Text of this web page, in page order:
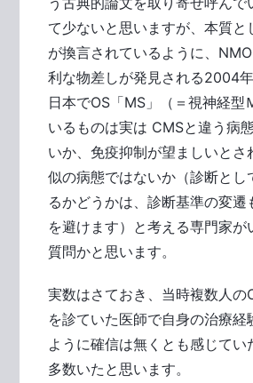
て少ないと思いますが、本質と
が換言されているように、
利な物差しが発見される2004年
日本でOS「MS」（＝視神経型
いるものは実は CMSと違う病
いか、免疫抑制が望ましいとさ
似の病態ではないか（診断とし
るかどうかは、診断基準の変遷
を避けます）と考える専門家が
質問かと思います。
実数はさておき、当時複数人の
を診ていた医師で自身の治療経
ように確信は無くとも感じてい
多数いたと思います。